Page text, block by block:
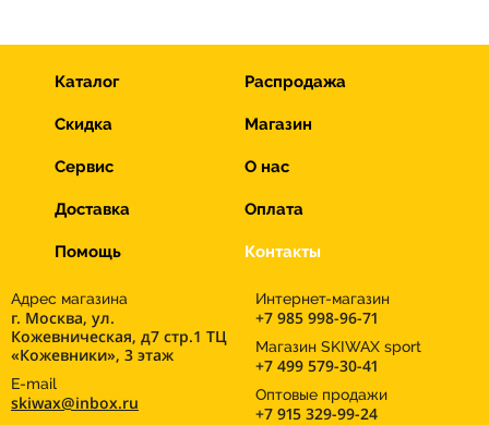
Каталог Распродажа
Скидка Магазин
Сервис О нас
Доставка Оплата
Помощь Контакты
Адрес магазина
г. Москва, ул.
Кожевническая, д7 стр.1 ТЦ
«Кожевники», 3 этаж
E-mail
skiwax@inbox.ru
Интернет-магазин
+7 985 998-96-71
Магазин SKIWAX sport
+7 499 579-30-41
Оптовые продажи
+7 915 329-99-24